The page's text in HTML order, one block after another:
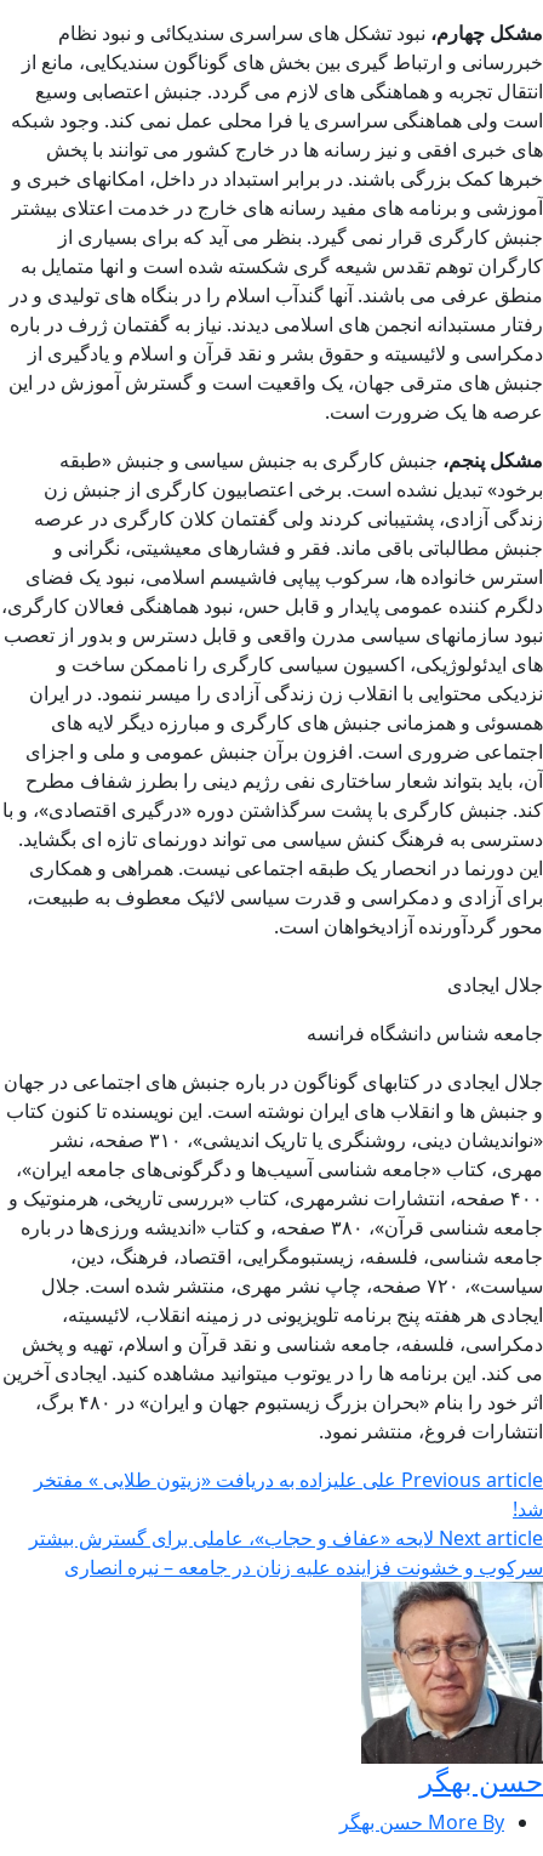
مشکل چهارم، نبود تشکل های سراسری سندیکائی و نبود نظام
خبررسانی و ارتباط گیری بین بخش های گوناگون سندیکایی، مانع از
انتقال تجربه و هماهنگی های لازم می گردد. جنبش اعتصابی وسیع
است ولی هماهنگی سراسری یا فرا محلی عمل نمی کند. وجود شبکه
های خبری افقی و نیز رسانه ها در خارج کشور می توانند با پخش
خبرها کمک بزرگی باشند. در برابر استبداد در داخل، امکانهای خبری و
آموزشی و برنامه های مفید رسانه های خارج در خدمت اعتلای بیشتر
جنبش کارگری قرار نمی گیرد. بنظر می آید که برای بسیاری از
کارگران توهم تقدس شیعه گری شکسته شده است و انها متمایل به
منطق عرفی می باشند. آنها گندآب اسلام را در بنگاه های تولیدی و در
رفتار مستبدانه انجمن های اسلامی دیدند. نیاز به گفتمان ژرف در باره
دمکراسی و لائیسیته و حقوق بشر و نقد قرآن و اسلام و یادگیری از
جنبش های مترقی جهان، یک واقعیت است و گسترش آموزش در این
عرصه ها یک ضرورت است.
مشکل پنجم، جنبش کارگری به جنبش سیاسی و جنبش «طبقه
برخود» تبدیل نشده است. برخی اعتصابیون کارگری از جنبش زن
زندگی آزادی، پشتیبانی کردند ولی گفتمان کلان کارگری در عرصه
جنبش مطالباتی باقی ماند. فقر و فشارهای معیشیتی، نگرانی و
استرس خانواده ها، سرکوب پیاپی فاشیسم اسلامی، نبود یک فضای
دلگرم کننده عمومی پایدار و قابل حس، نبود هماهنگی فعالان کارگری،
نبود سازمانهای سیاسی مدرن واقعی و قابل دسترس و بدور از تعصب
های ایدئولوژیکی، اکسیون سیاسی کارگری را ناممکن ساخت و
نزدیکی محتوایی با انقلاب زن زندگی آزادی را میسر ننمود. در ایران
همسوئی و همزمانی جنبش های کارگری و مبارزه دیگر لایه های
اجتماعی ضروری است. افزون برآن جنبش عمومی و ملی و اجزای
آن، باید بتواند شعار ساختاری نفی رژیم دینی را بطرز شفاف مطرح
کند. جنبش کارگری با پشت سرگذاشتن دوره «درگیری اقتصادی»، و با
دسترسی به فرهنگ کنش سیاسی می تواند دورنمای تازه ای بگشاید.
این دورنما در انحصار یک طبقه اجتماعی نیست. همراهی و همکاری
برای آزادی و دمکراسی و قدرت سیاسی لائیک معطوف به طبیعت،
محور گردآورنده آزادیخواهان است.
جلال ایجادی
جامعه شناس دانشگاه فرانسه
جلال ایجادی در کتابهای گوناگون در باره جنبش های اجتماعی در جهان
و جنبش ها و انقلاب های ایران نوشته است. این نویسنده تا کنون کتاب
«نواندیشان دینی، روشنگری یا تاریک اندیشی»، ۳۱۰ صفحه، نشر
مهری، کتاب «جامعه شناسی آسیب‌ها و دگرگونی‌های جامعه ایران»،
۴۰۰ صفحه، انتشارات نشرمهری، کتاب «بررسی تاریخی، هرمنوتیک و
جامعه شناسی قرآن»، ۳۸۰ صفحه، و کتاب «اندیشه ورزی‌ها در باره
جامعه شناسی، فلسفه، زیستبومگرایی، اقتصاد، فرهنگ، دین،
سیاست»، ۷۲۰ صفحه، چاپ نشر مهری، منتشر شده است. جلال
ایجادی هر هفته پنج برنامه تلویزیونی در زمینه انقلاب، لائیسیته،
دمکراسی، فلسفه، جامعه شناسی و نقد قرآن و اسلام، تهیه و پخش
می کند. این برنامه ها را در یوتوب میتوانید مشاهده کنید. ایجادی آخرین
اثر خود را بنام «بحران بزرگ زیستبوم جهان و ایران» در ۴۸۰ برگ،
انتشارات فروغ، منتشر نمود.
Previous article علی علیزاده به دریافت «زیتون طلایی » مفتخر
شد!
Next article لایحه «عفاف و حجاب»، عاملی برای گسترش بیشتر
سرکوب و خشونت فزاینده علیه زنان در جامعه – نیره انصاری
حسن بهگر
More By حسن بهگر